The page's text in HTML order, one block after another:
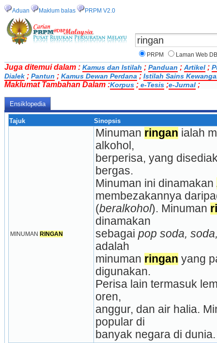
Aduan Maklum balas PRPM V2.0
PRPM Laman Web
Juga ditemui dalam : Kamus dan Istilah ; Panduan ; Artikel ;
Dialek ; Pantun ; Kamus Dewan Perdana ; Istilah Sains
Maklumat Tambahan Dalam :Korpus ; e-Tesis ;e-Jurnal ;
Ensiklopedia
Tajuk Sinopsis
MINUMAN RINGAN
Minuman ringan ialah
alkohol,
berperisa, yang
bergas.
Minuman ini dinamakan
membezakannya
(beralkohol). Minuman
dinamakan
sebagai pop soda,
adalah
minuman ringan yang
digunakan.
Perisa lain termasuk
oren,
anggur, dan air halia.
popular di
banyak negara di dunia.